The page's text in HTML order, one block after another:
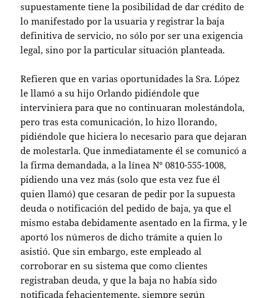
supuestamente tiene la posibilidad de dar crédito de
lo manifestado por la usuaria y registrar la baja
definitiva de servicio, no sólo por ser una exigencia
legal, sino por la particular situación planteada.
Refieren que en varias oportunidades la Sra. López
le llamó a su hijo Orlando pidiéndole que
interviniera para que no continuaran molestándola,
pero tras esta comunicación, lo hizo llorando,
pidiéndole que hiciera lo necesario para que dejaran
de molestarla. Que inmediatamente él se comunicó a
la firma demandada, a la línea N° 0810-555-1008,
pidiendo una vez más (solo que esta vez fue él
quien llamó) que cesaran de pedir por la supuesta
deuda o notificación del pedido de baja, ya que el
mismo estaba debidamente asentado en la firma, y le
aportó los números de dicho trámite a quien lo
asistió. Que sin embargo, este empleado al
corroborar en su sistema que como clientes
registraban deuda, y que la baja no había sido
notificada fehacientemente, siempre según